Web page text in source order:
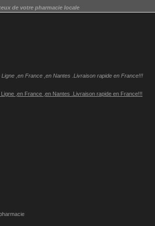
de votre pharmacie locale
,en France ,en Nantes .Livraison rapide en France!!!
,en France ,en Nantes .Livraison rapide en France!!!